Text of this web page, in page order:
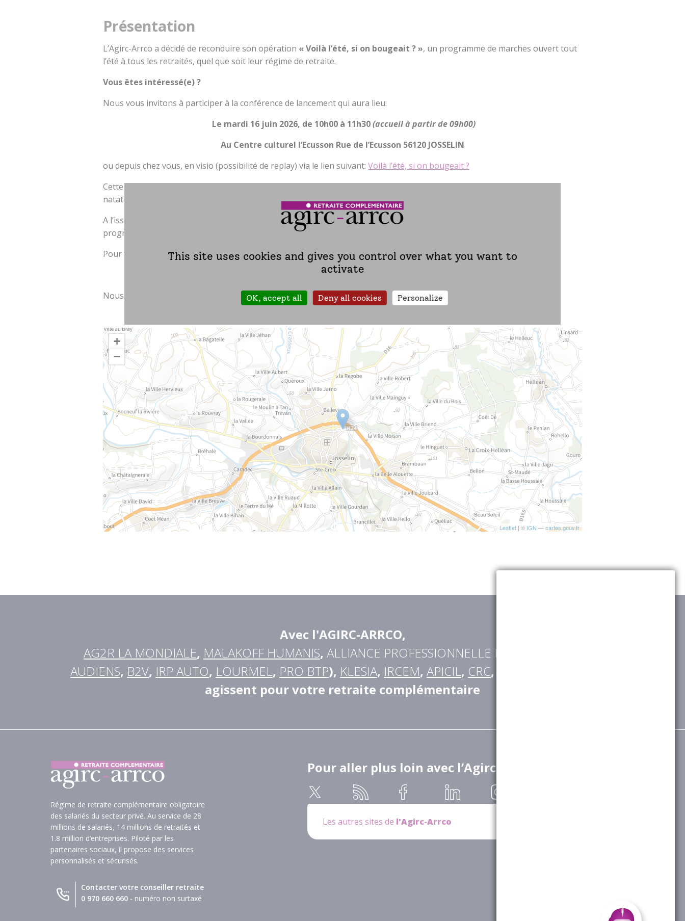
Présentation
L’Agirc-Arrco a décidé de reconduire son opération « Voilà l’été, si on bougeait ? », un programme de marches ouvert tout
l’été à tous les retraités, quel que soit leur régime de retraite.
Vous êtes intéressé(e) ?
Nous vous invitons à participer à la conférence de lancement qui aura lieu:
Le mardi 16 juin 2026, de 10h00 à 11h30(accueil à partir de 09h00)
Au Centre culturel l’Ecusson Rue de l’Ecusson 56120 JOSSELIN
ou depuis chez vous, en visio (possibilité de replay) via le lien suivant: Voilà l’été, si on bougeait ?
Cette conférence sera réalisée avec la participation exceptionnelle à distance d’Alain Bernard, Champion Olympique de
natation, qui partagera avec nous les valeurs du sport et de la solidarité.
A l’issue de cette conférence, nous vous convierons à un pot convivial pendant lequel vous pourrez vous inscrire au
programme de marches !
Pour vous préinscrire aux marches : Voila L’été, Si On Bougeait ? Préinscription 2026
Nous vous attendons nombreux et nombreuses !
+
−
Leaflet | © IGN —cartes.gouv.fr
Avec l'AGIRC-ARRCO,
AG2R LA MONDIALE, MALAKOFF HUMANIS, ALLIANCE PROFESSIONNELLE RETRAITE
AUDIENS, B2V, IRP AUTO, LOURMEL, PRO BTP), KLESIA, IRCEM, APICIL, CRC,
agissent pour votre retraite complémentaire
Régime de retraite complémentaire obligatoire
des salariés du secteur privé. Au service de 28
millions de salariés, 14 millions de retraités et
1.8 million d’entreprises. Piloté par les
partenaires sociaux, il propose des services
personnalisés et sécurisés.
Contacter votre conseiller retraite
0 970 660 660 - numéro non surtaxé
Pour aller plus loin avec l’Agirc-Arrco
Les autres sites de l'Agirc-Arrco
This site uses cookies and gives you control over what you want to
activate
OK, accept all Deny all cookies Personalize